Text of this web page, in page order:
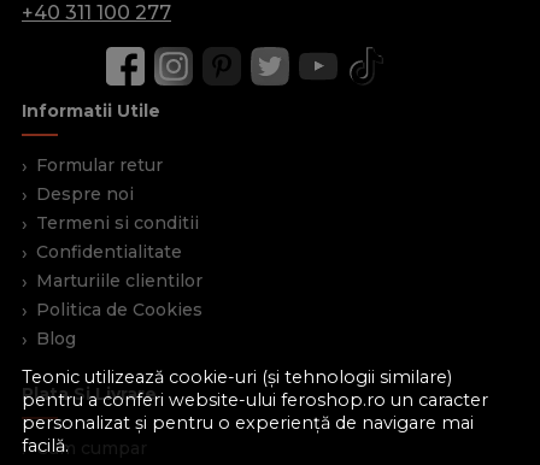
Teonic utilizează cookie-uri (și tehnologii similare)
pentru a conferi website-ului feroshop.ro un caracter
personalizat și pentru o experiență de navigare mai
facilă.
+40 311 100 277
Informatii Utile
Formular retur
Despre noi
Termeni si conditii
Confidentialitate
Marturiile clientilor
Politica de Cookies
Blog
Plata Si Livrare
Cum cumpar